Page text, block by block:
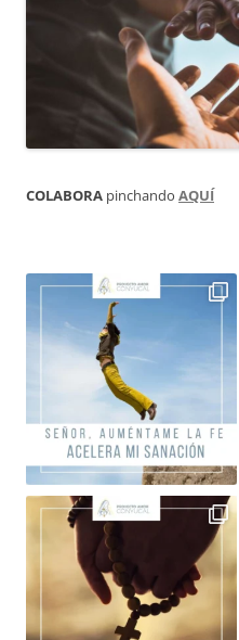
COLABORA pinchando AQUÍ